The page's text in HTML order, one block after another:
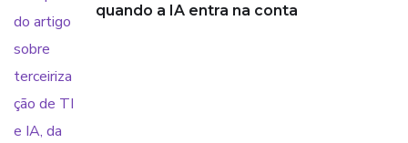
quando a IA entra na conta